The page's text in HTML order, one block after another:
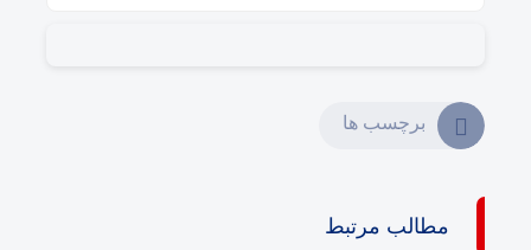
برچسب ها
مطالب مرتبط